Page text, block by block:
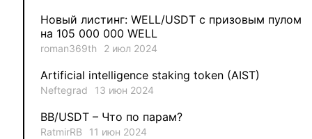
Jevick 1
MysticalEnergyNFT 1
DecimalChain 1
Новый листинг: WELL/USDT с призовым пулом
на 105 000 000 WELL
roman369th 2 июл 2024
Artificial intelligence staking token (AIST)
Neftegrad 13 июн 2024
BB/USDT – Что по парам?
RatmirRB 11 июн 2024